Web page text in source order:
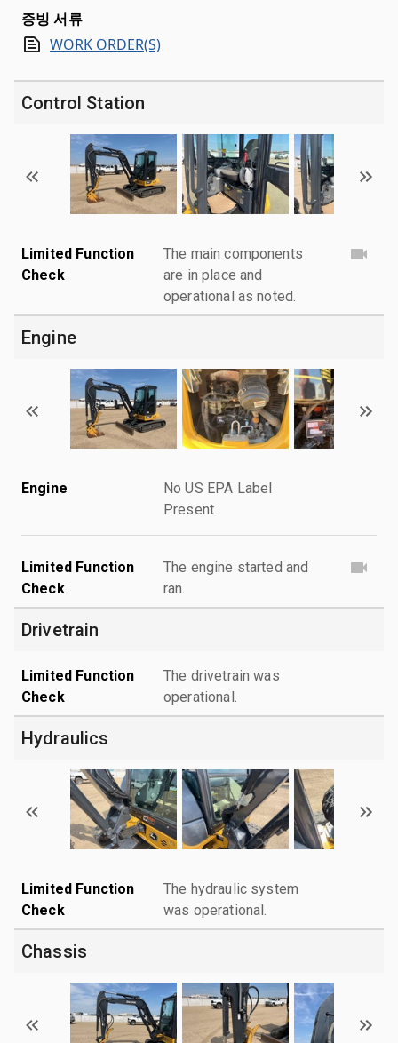
증빙 서류
WORK ORDER(S)
Control Station
Limited Function
Check
The main components
are in place and
operational as noted.
Engine
Engine
No US EPA Label
Present
Limited Function
Check
The engine started and
ran.
Drivetrain
Limited Function
Check
The drivetrain was
operational.
Hydraulics
Limited Function
Check
The hydraulic system
was operational.
Chassis